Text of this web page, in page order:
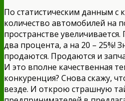
По статистическим данным с
количество автомобилей на
пространстве
два процента, а на 20 – 25%!
продаются. Продаются и
И это вполне качественная
конкуренция? Снова скажу,
везде. И открою страшную